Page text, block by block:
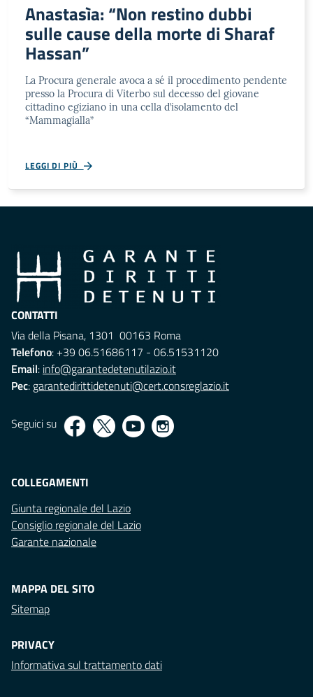
Anastasìa: “Non restino dubbi
sulle cause della morte di Sharaf
Hassan”
La Procura generale avoca a sé il procedimento pendente
presso la Procura di Viterbo sul decesso del giovane
cittadino egiziano in una cella d’isolamento del
“Mammagialla”
LEGGI DI PIÙ
CONTATTI
Via della Pisana, 1301 00163 Roma
Telefono: +39 06.51686117 - 06.51531120
Email: info@garantedetenutilazio.it
Pec: garantedirittidetenuti@cert.consreglazio.it
Seguici su
COLLEGAMENTI
Giunta regionale del Lazio
Consiglio regionale del Lazio
Garante nazionale
MAPPA DEL SITO
Sitemap
PRIVACY
Informativa sul trattamento dati